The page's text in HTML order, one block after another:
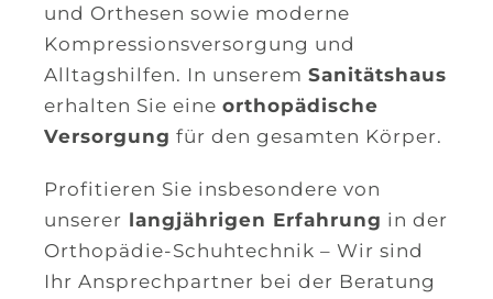
und Orthesen sowie moderne
Kompressionsversorgung und
Alltagshilfen. In unserem Sanitätshaus
erhalten Sie eine orthopädische
Versorgung für den gesamten Körper.
Profitieren Sie insbesondere von
unserer langjährigen Erfahrung in der
Orthopädie-Schuhtechnik – Wir sind
Ihr Ansprechpartner bei der Beratung